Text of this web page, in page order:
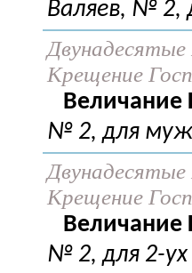
Валяев, № 2,
Двунадесятые
Крещение
Величание
№ 2, для
Двунадесятые
Крещение
Величание
№ 2, для 2-ух